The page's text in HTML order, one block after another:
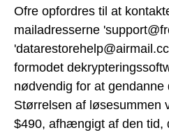
Ofre opfordres til at
mailadresserne
formodet
nødvendig for at gendanne
Størrelsen af løsesummen
$490, afhængigt af den tid,